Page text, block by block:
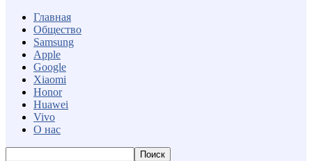
Главная
Общество
Samsung
Apple
Google
Xiaomi
Honor
Huawei
Vivo
О нас